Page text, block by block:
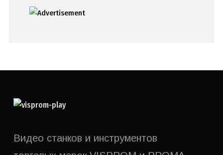
Видео станков и инструментов